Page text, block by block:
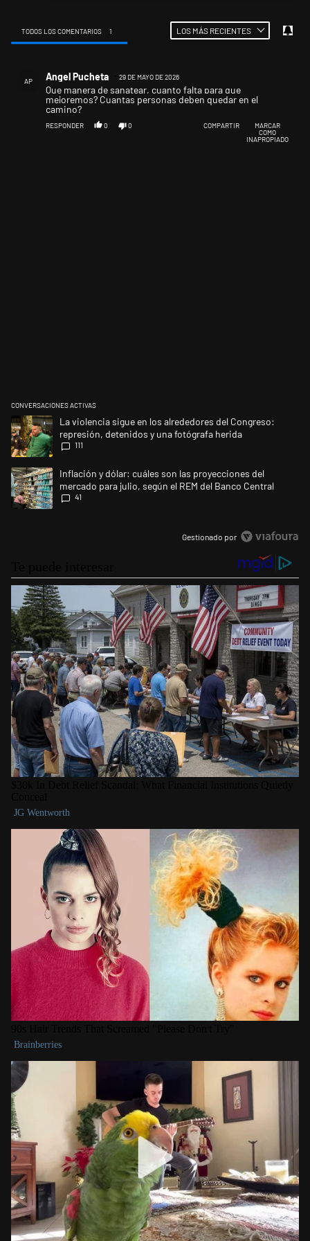
TODOS LOS COMENTARIOS 1 LOS MÁS RECIENTES
AP Angel Pucheta 29 DE MAYO DE 2026
Que manera de sanatear, cuanto falta para que
mejoremos? Cuantas personas deben quedar en el
camino?
RESPONDER 0 0 COMPARTIR
MARCAR
COMO
INAPROPIADO
CONVERSACIONES ACTIVAS
Este listado muestra los artículos con más comentarios en los últimos
Un artículo de tendencia con el título "La violencia sigue en los
La violencia sigue en los alrededores del Congreso:
represión, detenidos y una fotógrafa herida
111
Un artículo de tendencia con el título "Inflación y dólar: cuáles son las
Inflación y dólar: cuáles son las proyecciones del
mercado para julio, según el REM del Banco Central
41
Gestionado por